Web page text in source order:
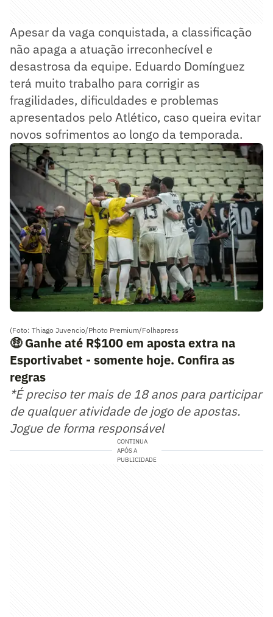
Apesar da vaga conquistada, a classificação
não apaga a atuação irreconhecível e
desastrosa da equipe. Eduardo Domínguez
terá muito trabalho para corrigir as
fragilidades, dificuldades e problemas
apresentados pelo Atlético, caso queira evitar
novos sofrimentos ao longo da temporada.
(Foto: Thiago Juvencio/Photo Premium/Folhapress
🤑Ganhe até R$100 em aposta extra na
Esportivabet - somente hoje. Confira as
regras
*É preciso ter mais de 18 anos para participar
de qualquer atividade de jogo de apostas.
Jogue de forma responsável
CONTINUA
APÓS A
PUBLICIDADE